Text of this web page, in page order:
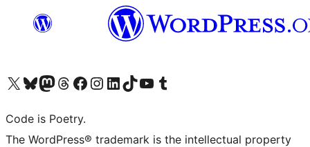
Visit our X (formerly Twitter) account
ഞങ്ങളുടെ ബ്ലൂസ്കൈ അക്കൗണ്ട് സന്ദർശിക്കുക
Visit our Mastodon account
ഞങ്ങളുടെ ത്രെഡ്സ് അക്കൗണ്ട് സന്ദർശിക്കുക
Visit our Facebook page
Visit our Instagram account
Visit our LinkedIn account
ഞങ്ങളുടെ ടിക് ടോക് അക്കൗണ്ട് സന്ദർശിക്കുക
Visit our YouTube channel
ഞങ്ങളുടെ ടംബ്ലർ അക്കൗണ്ട് സന്ദർശിക്കുക
Code is Poetry.
The WordPress® trademark is the intellectual property